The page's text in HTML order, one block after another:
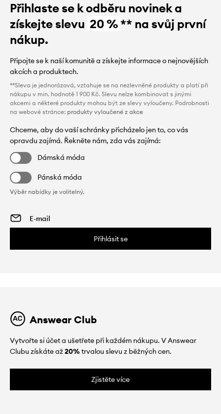
Přihlaste se k odběru novinek a
získejte slevu 20 %** na svůj první
nákup.
Připojte se k naší komunitě a získejte informace o nejnovějších
akcích a produktech.
**Sleva je jednorázová, vztahuje se na nezlevněné produkty a platí při
nákupu v min. hodnotě 1 900 Kč. Slevu nelze kombinovat s jinými
akcemi a některé produkty mohou být ze slevy vyloučeny. Podrobnosti
na webové stránce: produkty vyloučené z akce
Chceme, aby do vaší schránky přicházelo jen to, co vás
opravdu zajímá. Řekněte nám, zda vás zajímá:
Dámská móda
Pánská móda
Výběr nabídky je volitelný.
Přihlásit se
Answear Club
Vytvořte si účet a ušetřete při každém nákupu. V Answear
Clubu získáte až20%trvalou slevu z běžných cen.
Zjistěte více